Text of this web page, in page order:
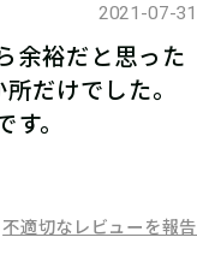
2021-07-31
余裕だと思った
だけでした。
。
不適切なレビューを報告